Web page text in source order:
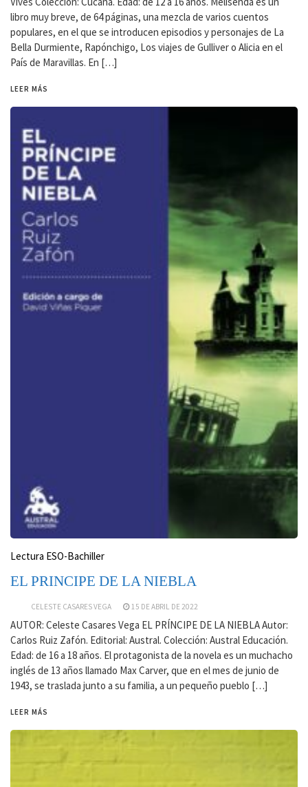
libro muy breve, de 64 páginas, una mezcla de varios cuentos
populares, en el que se introducen episodios y personajes de La
Bella Durmiente, Rapónchigo, Los viajes de Gulliver o Alicia en el
País de Maravillas. En […]
LEER MÁS
Lectura ESO-Bachiller
EL PRINCIPE DE LA NIEBLA
CELESTE CASARES VEGA 15 DE ABRIL DE 2022
AUTOR: Celeste Casares Vega EL PRÍNCIPE DE LA NIEBLA Autor:
Carlos Ruiz Zafón. Editorial: Austral. Colección: Austral Educación.
Edad: de 16 a 18 años. El protagonista de la novela es un muchacho
inglés de 13 años llamado Max Carver, que en el mes de junio de
1943, se traslada junto a su familia, a un pequeño pueblo […]
LEER MÁS